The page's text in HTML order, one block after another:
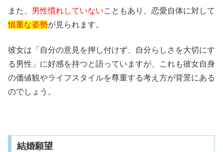
また、 男性慣れしていないこともあり、恋愛自体に対して
慎重な姿勢が見られます。
彼女は「自分の意見を押し付けず、自分らしさを大切にす
る男性」に好感を持つと語っていますが、これも彼女自身
の価値観やライフスタイルを尊重する考え方が背景にある
のでしょう。
結婚願望